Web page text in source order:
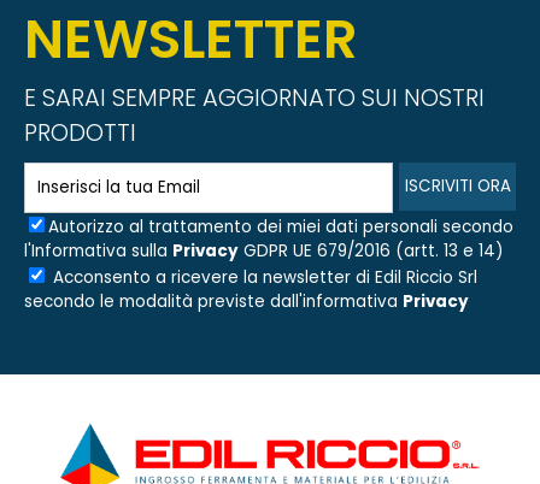
NEWSLETTER
E SARAI SEMPRE AGGIORNATO SUI NOSTRI
PRODOTTI
Autorizzo al trattamento dei miei dati personali secondo
l'Informativa sulla Privacy GDPR UE 679/2016 (artt. 13 e 14)
Acconsento a ricevere la newsletter di Edil Riccio Srl
secondo le modalità previste dall'informativa Privacy